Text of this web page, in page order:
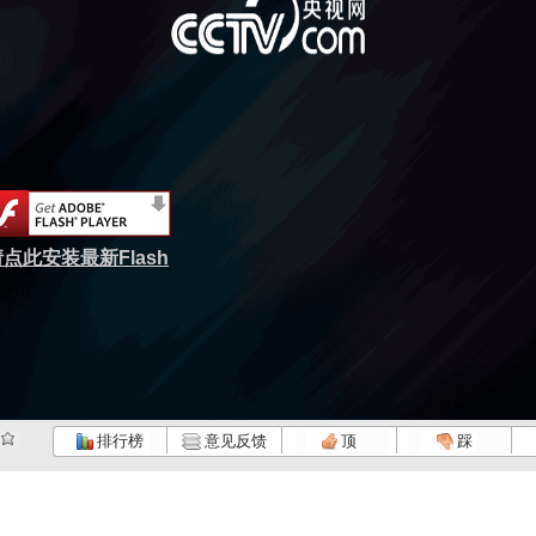
点此安装最新Flash
排行榜 意见反馈 顶 踩